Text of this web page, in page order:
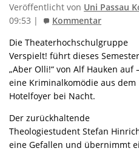
Veröffentlicht von Uni Passau
09:53 |
Kommentar
Die Theaterhochschulgruppe
Verspielt! führt dieses Semester
„Aber Olli!“ von Alf Hauken auf
eine Kriminalkomödie aus dem
Hotelfoyer bei Nacht.
Der zurückhaltende
Theologiestudent Stefan
eine Gefallen und übernimmt